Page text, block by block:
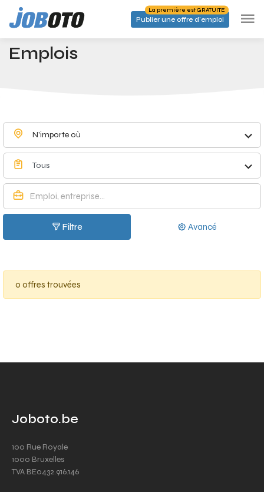
Skip to main content
Publier une offre d'emploi
La première est GRATUITE
Accueil Emplois à Herne - Joboto
Emplois
N'importe où
Tous
Filtre Avancé
0 offres trouvées
Joboto.be
100 Rue Royale
1000 Bruxelles
TVA BE0432.916.146